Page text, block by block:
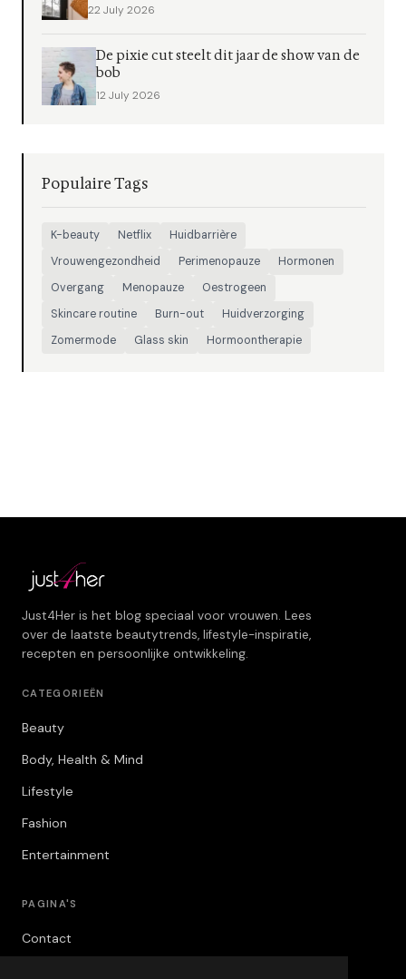
22 July 2026
De pixie cut steelt dit jaar de show van de
bob
12 July 2026
Populaire Tags
K-beauty Netflix
Huidbarrière
Vrouwengezondheid
Perimenopauze
Hormonen
Overgang
Menopauze
Oestrogeen
Skincare routine
Burn-out
Huidverzorging
Zomermode
Glass skin Hormoontherapie
Just4Her is het blog speciaal voor vrouwen. Lees
over de laatste beautytrends, lifestyle-inspiratie,
recepten en persoonlijke ontwikkeling.
CATEGORIEËN
Beauty
Body, Health & Mind
Lifestyle
Fashion
Entertainment
PAGINA'S
Contact